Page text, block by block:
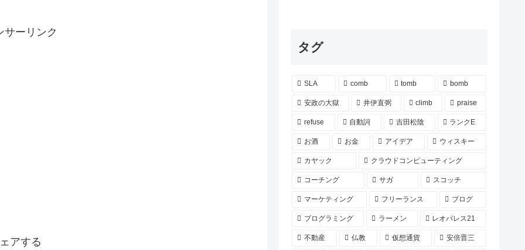
サーリンク
アする
タグ
SLA comb tomb bomb
安政の大獄 井伊直弼 climb praise
refuse 自動詞 吉田松陰 ランクE
お酒 お金 アイデア ウィスキー
カヤック クラウドコンピューティング
コーチング サガ スコッチ
マーケティング フリーランス ブログ
プログラミング ラーメン レオパレス21
不動産 仏教 仮想通貨 安倍晋三